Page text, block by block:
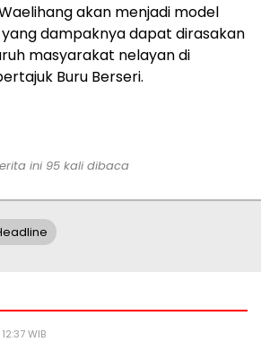
akan menjadi model
dampaknya dapat dirasakan
masyarakat nelayan di
Buru Berseri.
ini 95 kali dibaca
WIB